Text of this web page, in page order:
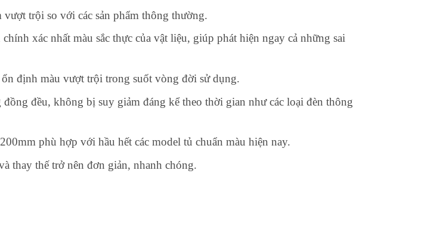
trội so với các sản phẩm thông thường.
xác nhất màu sắc thực của vật liệu, giúp phát hiện ngay cả những sai
định màu vượt trội trong suốt vòng đời sử dụng.
đều, không bị suy giảm đáng kể theo thời gian như các loại đèn thông
phù hợp với hầu hết các model tủ chuẩn màu hiện nay.
thay thế trở nên đơn giản, nhanh chóng.